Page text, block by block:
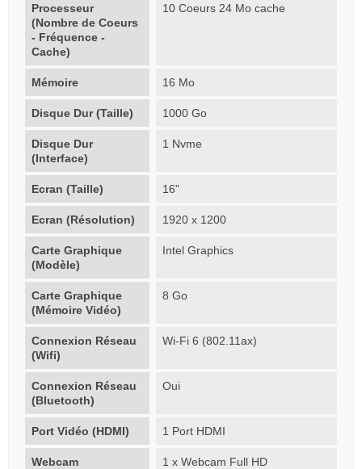
Processeur
(Nombre de Coeurs
- Fréquence -
Cache)
10 Coeurs 24 Mo cache
Mémoire 16 Mo
Disque Dur (Taille) 1000 Go
Disque Dur
(Interface)
1 Nvme
Ecran (Taille) 16"
Ecran (Résolution) 1920 x 1200
Carte Graphique
(Modèle)
Intel Graphics
Carte Graphique
(Mémoire Vidéo)
8 Go
Connexion Réseau
(Wifi)
Wi-Fi 6 (802.11ax)
Connexion Réseau
(Bluetooth)
Oui
Port Vidéo (HDMI) 1 Port HDMI
Webcam 1 x Webcam Full HD